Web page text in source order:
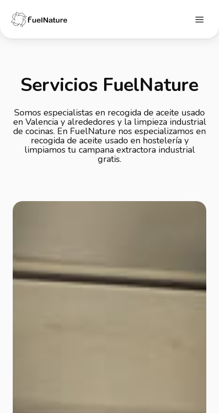
contenido
Main
Servicios FuelNature
Somos especialistas en recogida de aceite usado
en Valenciay alrededores y la limpieza industrial
de cocinas. En FuelNature nos especializamos en
recogida de aceite usado en hosteleríay
limpiamos tu campana extractora industrial
gratis.